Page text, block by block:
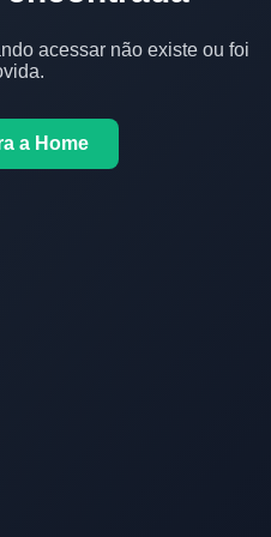
acessar não existe ou foi
a Home